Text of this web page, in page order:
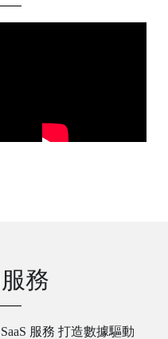
務
服務 打造數據驅動